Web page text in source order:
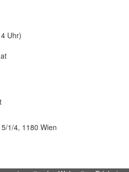
Uhr)
1/4, 1180 Wien